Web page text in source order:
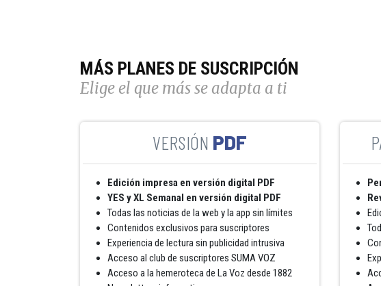
MÁS PLANES DE SUSCRIPCIÓN
Elige el que más se adapta a ti
PDF
Edición impresa en versión digital PDF
YES y XL Semanal en versión digital PDF
Todas las noticias de la web y la app sin límites
Contenidos exclusivos para suscriptores
Experiencia de lectura sin publicidad intrusiva
Acceso al club de suscriptores SUMA VOZ
Acceso a la hemeroteca de La Voz desde 1882